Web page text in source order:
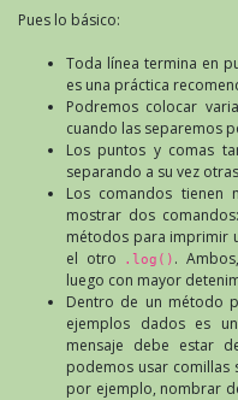
Pues lo básico:
Toda línea termina en
es una práctica
Podremos colocar
cuando las separemos
Los puntos y comas
separando a su vez
Los comandos tienen
mostrar dos
métodos para imprimir
el otro
.log() .
luego con mayor
Dentro de un método
ejemplos dados es
mensaje debe estar
podemos usar comillas
por ejemplo, nombrar